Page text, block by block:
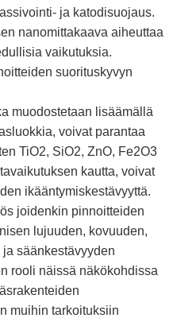
ja katodisuojaus.
nanomittakaava aiheuttaa
vaikutuksia.
suorituskyvyn
muodostetaan lisäämällä
voivat parantaa
TiO2, SiO2, ZnO, Fe2O3
kautta, voivat
ikääntymiskestävyyttä.
joidenkin pinnoitteiden
lujuuden, kovuuden,
säänkestävyyden
rooli näissä näkökohdissa
muihin tarkoituksiin